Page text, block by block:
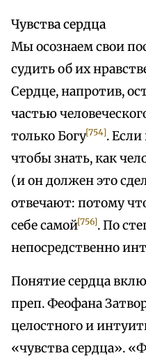
Чувства сердца
Мы осознаем свои
судить об их
Сердце, напротив,
частью
только Богу[754].
чтобы знать, как
(и он должен это
отвечают: потому
себе самой[756]. По
непосредственно
Понятие сердца
преп. Феофана
целостного и
«чувства сердца».